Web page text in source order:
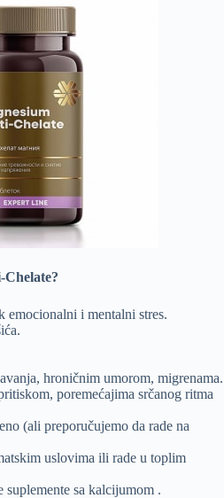
emocionalni i mentalni stres.
hroničnim umorom, migrenama.
poremećajima srčanog ritma
(ali preporučujemo da rade na
uslovima ili rade u toplim
suplemente sa kalcijumom .